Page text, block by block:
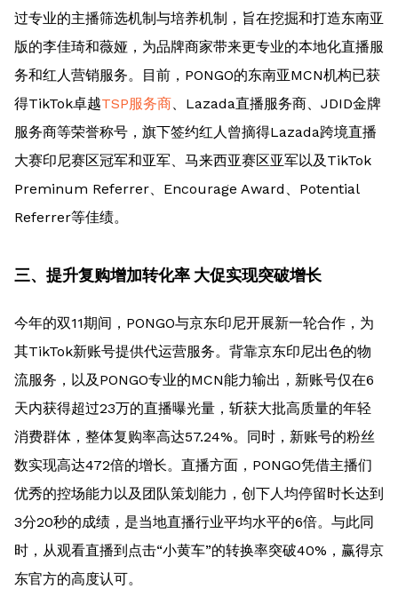
过专业的主播筛选机制与培养机制，旨在挖掘和打造东南亚
版的李佳琦和薇娅，为品牌商家带来更专业的本地化直播服
务和红人营销服务。目前，PONGO的东南亚MCN机构已获
得TikTok卓越TSP服务商、Lazada直播服务商、JDID金牌
服务商等荣誉称号，旗下签约红人曾摘得Lazada跨境直播
大赛印尼赛区冠军和亚军、马来西亚赛区亚军以及TikTok
Preminum Referrer、Encourage Award、Potential
Referrer等佳绩。
三、提升复购增加转化率 大促实现突破增长
今年的双11期间，PONGO与京东印尼开展新一轮合作，为
其TikTok新账号提供代运营服务。背靠京东印尼出色的物
流服务，以及PONGO专业的MCN能力输出，新账号仅在6
天内获得超过23万的直播曝光量，斩获大批高质量的年轻
消费群体，整体复购率高达57.24%。同时，新账号的粉丝
数实现高达472倍的增长。直播方面，PONGO凭借主播们
优秀的控场能力以及团队策划能力，创下人均停留时长达到
3分20秒的成绩，是当地直播行业平均水平的6倍。与此同
时，从观看直播到点击“小黄车”的转换率突破40%，赢得京
东官方的高度认可。